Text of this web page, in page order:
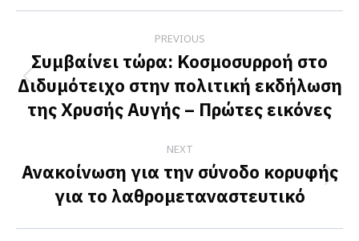
navigation
PREVIOUS
Previous
post:
Συμβαίνει τώρα: Κοσμοσυρροή στο
Διδυμότειχο στην πολιτική εκδήλωση
της Χρυσής Αυγής – Πρώτες εικόνες
NEXT
Next
post:
Ανακοίνωση για την σύνοδο κορυφής
για το λαθρομεταναστευτικό